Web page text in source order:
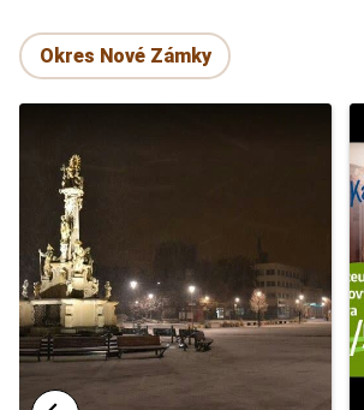
Okres Nové Zámky